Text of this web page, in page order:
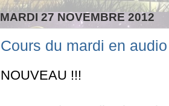
MARDI 27 NOVEMBRE 2012
Cours du mardi en audio
NOUVEAU !!!